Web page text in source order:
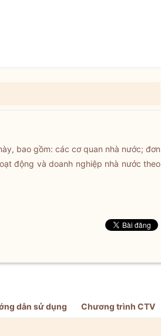
bao gồm: các cơ quan nhà nước; đơn
động và doanh nghiệp nhà nước theo
dẫn sử dụng Chương trình CTV